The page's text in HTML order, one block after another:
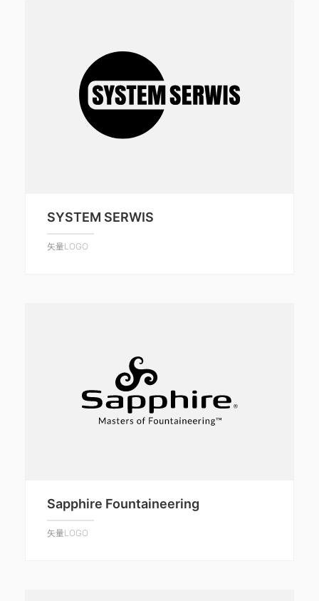
SYSTEM SERWIS
矢量LOGO
Sapphire Fountaineering
矢量LOGO